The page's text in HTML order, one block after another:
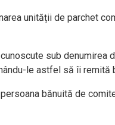
unității de parchet
sub denumirea
le astfel să îi remită
bănuită de